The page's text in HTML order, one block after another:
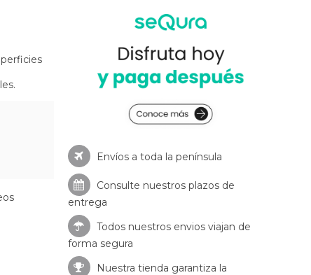
Envíos a toda la península
Consulte nuestros plazos de
entrega
Todos nuestros envios viajan de
forma segura
Nuestra tienda garantiza la